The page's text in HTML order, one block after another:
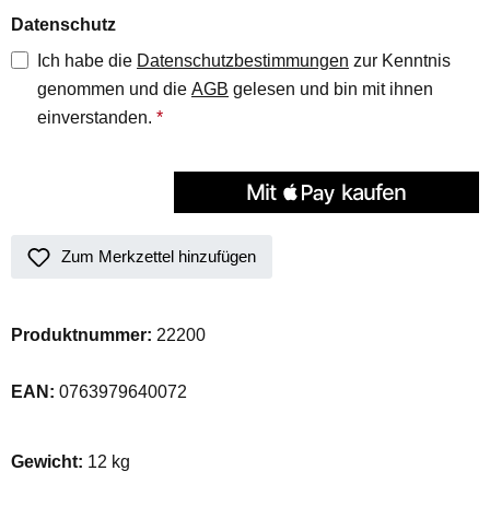
Datenschutz
Ich habe die Datenschutzbestimmungen zur Kenntnis
genommen und die AGB gelesen und bin mit ihnen
einverstanden. *
Zum Merkzettel hinzufügen
Produktnummer: 22200
EAN: 0763979640072
Gewicht: 12 kg